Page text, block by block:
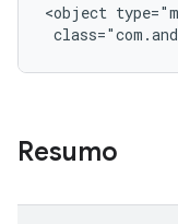
<object
Resumo